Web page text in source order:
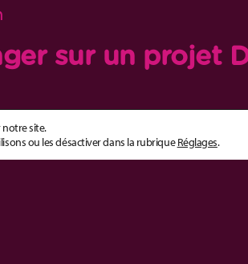
sur un projet
et de démonstration,
rapidement :
notre site.
ou les désactiver dans la rubriqueRéglages.